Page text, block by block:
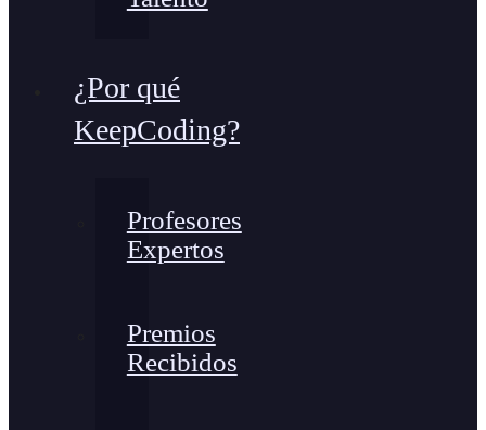
¿Por qué
KeepCoding?
Profesores
Expertos
Premios
Recibidos